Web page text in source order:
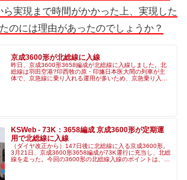
ら実現まで時間がかかった上、実現した
のには理由があったのでしょうか？
京成3600形が北総線に入線
昨日、京成3600形3658編成が北総線に入線しました。北
総線は羽田空港?印西牧の原・印旛日本医大間の列車が主
体で、京急線に乗り入れる運用が多いため、京急乗り入れ
KSWeb - 73K：3658編成 京成3600形が定期運
用で北総線に入線
（ダイヤ改正から）147日後に北総線に入る京成3600形。
3月21日、京成3600形3658編成が73K運行に充当し、北総
線を走った。今回の3600形の北総線入線のポイントは、何